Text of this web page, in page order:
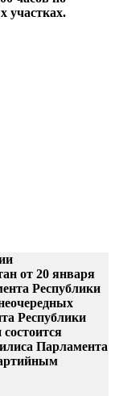
участках.
от 20 января
Республики
Республики
Парламента